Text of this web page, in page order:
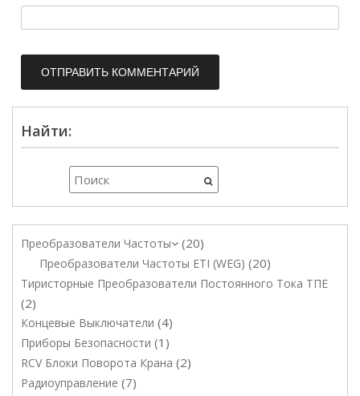
Найти:
Преобразователи Частоты 20
Преобразователи Частоты ETI (WEG) 20
Тиристорные Преобразователи Постоянного Тока ТПЕ
2
Концевые Выключатели 4
Приборы Безопасности 1
RCV Блоки Поворота Крана 2
Радиоуправление 7